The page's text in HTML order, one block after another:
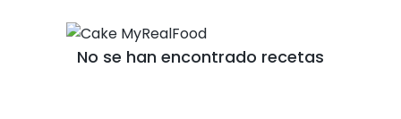
No se han encontrado recetas